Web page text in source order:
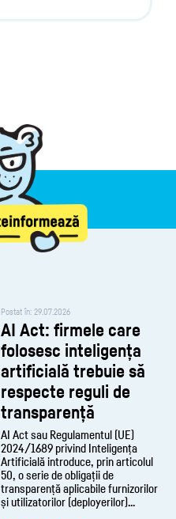
Postat în: 29.07.2026
AI Act: firmele care
folosesc inteligența
artificială trebuie să
respecte reguli de
transparență
AI Act sau Regulamentul (UE)
2024/1689 privind Inteligența
Artificială introduce, prin articolul
50, o serie de obligații de
transparență aplicabile furnizorilor
și utilizatorilor (deployerilor)...